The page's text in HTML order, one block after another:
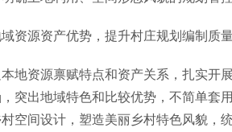
资源资产优势，提升村庄规划编制质量
地资源禀赋特点和资产关系，扎实开
突出地域特色和比较优势，不简单套
空间设计，塑造美丽乡村特色风貌，